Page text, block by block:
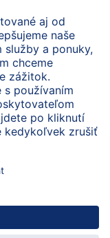
stránky
Kontakt